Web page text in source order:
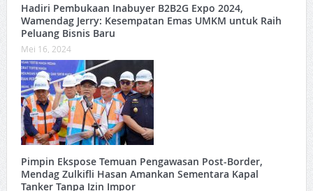
Hadiri Pembukaan Inabuyer B2B2G Expo 2024,
Wamendag Jerry: Kesempatan Emas UMKM untuk Raih
Peluang Bisnis Baru
Mei 16, 2024
Pimpin Ekspose Temuan Pengawasan Post-Border,
Mendag Zulkifli Hasan Amankan Sementara Kapal
Tanker Tanpa Izin Impor